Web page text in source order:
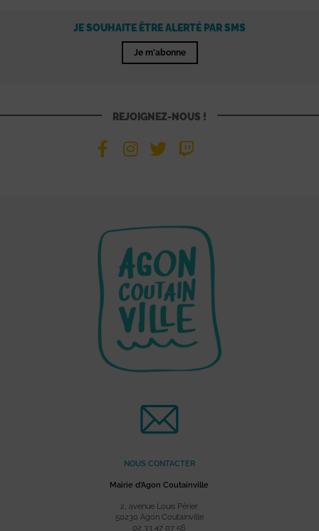
JE SOUHAITE ÊTRE ALERTÉ PAR SMS
Je m'abonne
REJOIGNEZ-NOUS !
NOUS CONTACTER
Mairie d’Agon Coutainville
2, avenue Louis Périer
50230 Agon Coutainville
02 33 47 07 56